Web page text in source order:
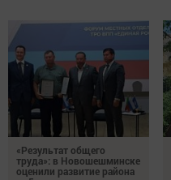
«Результат общего
труда»: в Новошешминске
оценили развитие района